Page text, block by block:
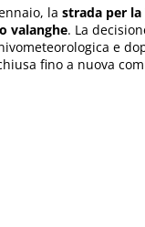
la strada per la
valanghe. La
e
fino a nuova